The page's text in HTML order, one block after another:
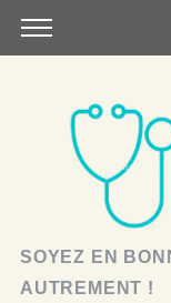
SOYEZ EN
AUTREMENT !